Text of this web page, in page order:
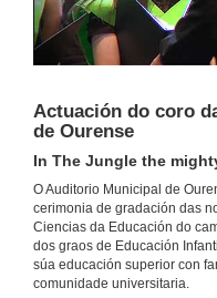
Actuación do coro
de Ourense
In The Jungle the
O Auditorio Municipal de
cerimonia de gradación das
Ciencias da Educación do
dos graos de Educación
súa educación superior con
comunidade universitaria.
22
22